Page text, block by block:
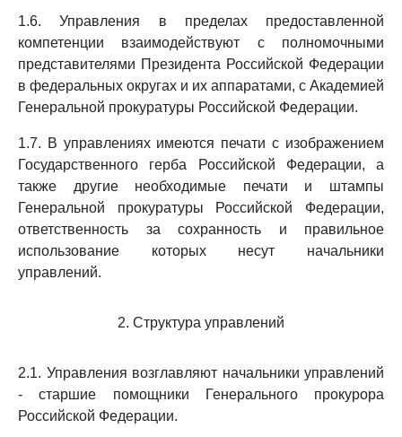
1.6. Управления в пределах предоставленной
компетенции взаимодействуют с полномочными
представителями Президента Российской Федерации
в федеральных округах и их аппаратами, с Академией
Генеральной прокуратуры Российской Федерации.
1.7. В управлениях имеются печати с изображением
Государственного герба Российской Федерации, а
также другие необходимые печати и штампы
Генеральной прокуратуры Российской Федерации,
ответственность за сохранность и правильное
использование которых несут начальники
управлений.
2. Структура управлений
2.1. Управления возглавляют начальники управлений
- старшие помощники Генерального прокурора
Российской Федерации.